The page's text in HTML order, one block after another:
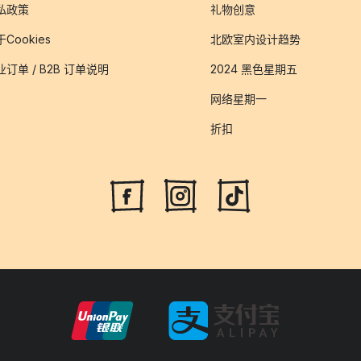
政策
Cookies
订单 / B2B 订单说明
礼物创意
北欧室内设计趋势
2024 黑色星期五
网络星期一
折扣